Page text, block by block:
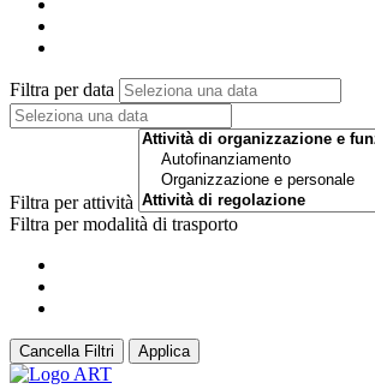
Filtra per data
Filtra per attività
Filtra per modalità di trasporto
Cancella Filtri Applica